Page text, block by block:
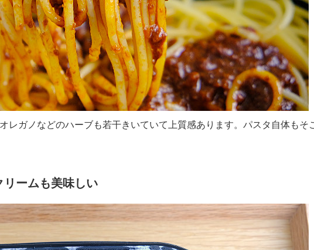
レガノなどのハーブも若干きいていて上質感あります。パスタ自体もそ
リームも美味しい